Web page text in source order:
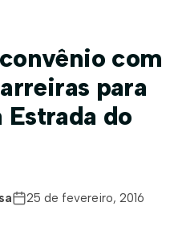
com
para
Estrada do
25 de fevereiro, 2016